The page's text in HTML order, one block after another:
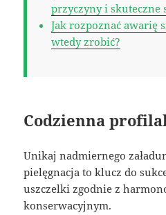
przyczyny i skuteczne
Jak rozpoznać awarię
wtedy zrobić?
Codzienna
Unikaj nadmiernego
pielęgnacja to klucz do
uszczelki zgodnie z
konserwacyjnym.